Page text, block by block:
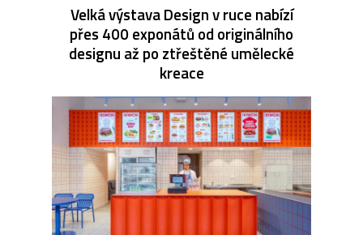
Velká výstava Design v ruce nabízí
přes 400 exponátů od originálního
designu až po ztřeštěné umělecké
kreace